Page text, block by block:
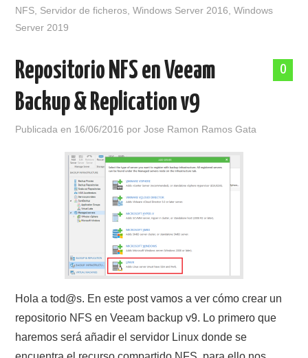
NFS Servidor de ficheros ,Windows Server 2016 ,Windows
Server 2019
0
Repositorio NFS en Veeam
Backup & Replication v9
Publicada en 16/06/2016 porJose Ramon Ramos Gata
Hola a tod@s. En este post vamos a ver cómo crear un
repositorio NFS en Veeam backup v9. Lo primero que
haremos será añadir el servidor Linux donde se